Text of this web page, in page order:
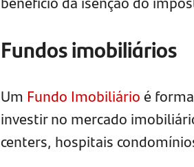
Fundos imobiliários
Um Fundo Imobiliárioé
investir no mercado
centers, hospitais